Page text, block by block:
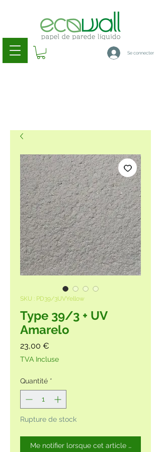
Se connecter
SKU : PD39/3UVYellow
Type 39/3 + UV
Amarelo
23,00 €
TVA Incluse
Quantité *
Rupture de stock
Me notifier lorsque cet article est